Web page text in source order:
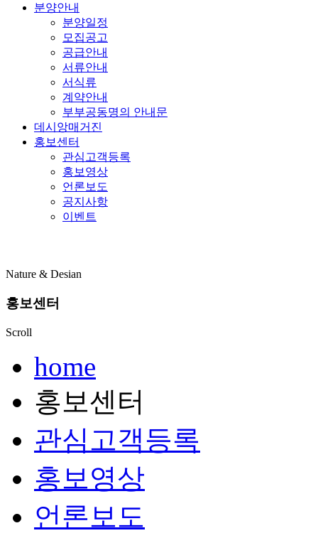
분양안내
분양일정
모집공고
공급안내
서류안내
서식류
계약안내
부부공동명의 안내문
데시앙매거진
홍보센터
관심고객등록
홍보영상
언론보도
공지사항
이벤트
Nature & Desian
홍보센터
Scroll
home
홍보센터
관심고객등록
홍보영상
언론보도